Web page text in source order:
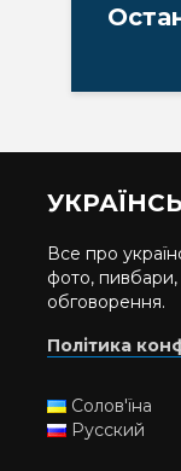
Все про
фото, пивбари,
обговорення.
Політика
Солов'їна
Русский